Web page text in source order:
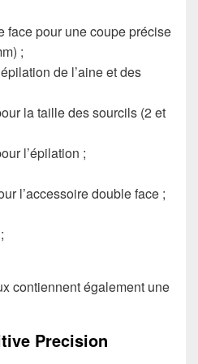
face pour une coupe précise
;
de l’aine et des
la taille des sourcils (2 et
l’épilation ;
l’accessoire double face ;
contiennent également une
Precision